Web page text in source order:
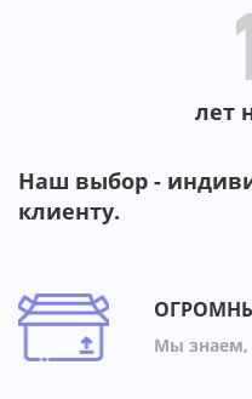
лет
Наш выбор -
клиенту.
Мы знаем,